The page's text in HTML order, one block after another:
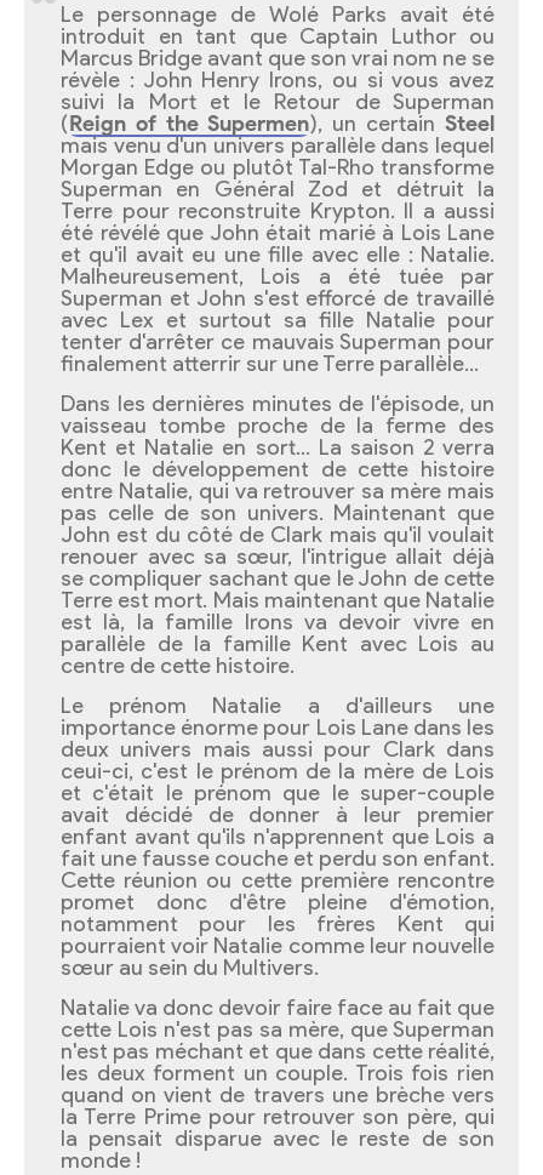
Le personnage de Wolé Parks avait été
introduit en tant que Captain Luthor ou
Marcus Bridge avant que son vrai nom ne se
révèle : John Henry Irons, ou si vous avez
suivi la Mort et le Retour de Superman
(Reign of the Supermen), un certain Steel
mais venu d'un univers parallèle dans lequel
Morgan Edge ou plutôt Tal-Rho transforme
Superman en Général Zod et détruit la
Terre pour reconstruite Krypton. Il a aussi
été révélé que John était marié à Lois Lane
et qu'il avait eu une fille avec elle : Natalie.
Malheureusement, Lois a été tuée par
Superman et John s'est efforcé de travaillé
avec Lex et surtout sa fille Natalie pour
tenter d'arrêter ce mauvais Superman pour
finalement atterrir sur une Terre parallèle…
Dans les dernières minutes de l'épisode, un
vaisseau tombe proche de la ferme des
Kent et Natalie en sort… La saison 2 verra
donc le développement de cette histoire
entre Natalie, qui va retrouver sa mère mais
pas celle de son univers. Maintenant que
John est du côté de Clark mais qu'il voulait
renouer avec sa sœur, l'intrigue allait déjà
se compliquer sachant que le John de cette
Terre est mort. Mais maintenant que Natalie
est là, la famille Irons va devoir vivre en
parallèle de la famille Kent avec Lois au
centre de cette histoire.
Le prénom Natalie a d'ailleurs une
importance énorme pour Lois Lane dans les
deux univers mais aussi pour Clark dans
ceui-ci, c'est le prénom de la mère de Lois
et c'était le prénom que le super-couple
avait décidé de donner à leur premier
enfant avant qu'ils n'apprennent que Lois a
fait une fausse couche et perdu son enfant.
Cette réunion ou cette première rencontre
promet donc d'être pleine d'émotion,
notamment pour les frères Kent qui
pourraient voir Natalie comme leur nouvelle
sœur au sein du Multivers.
Natalie va donc devoir faire face au fait que
cette Lois n'est pas sa mère, que Superman
n'est pas méchant et que dans cette réalité,
les deux forment un couple. Trois fois rien
quand on vient de travers une brèche vers
la Terre Prime pour retrouver son père, qui
la pensait disparue avec le reste de son
monde !